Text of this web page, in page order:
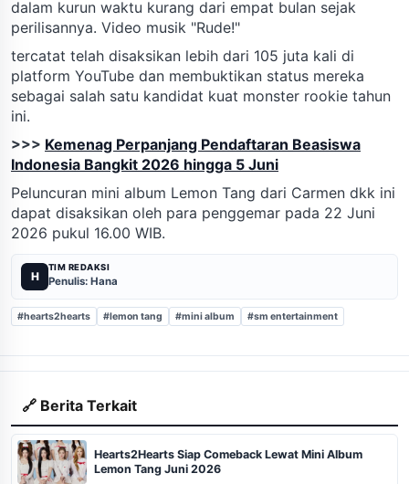
dalam kurun waktu kurang dari empat bulan sejak
perilisannya. Video musik "Rude!"
tercatat telah disaksikan lebih dari 105 juta kali di
platform YouTube dan membuktikan status mereka
sebagai salah satu kandidat kuat monster rookie tahun
ini.
>>> Kemenag Perpanjang Pendaftaran Beasiswa
Indonesia Bangkit 2026 hingga 5 Juni
Peluncuran mini album Lemon Tang dari Carmen dkk ini
dapat disaksikan oleh para penggemar pada 22 Juni
2026 pukul 16.00 WIB.
H
TIM REDAKSI
Penulis: Hana
#hearts2hearts #lemon tang #mini album #sm entertainment
🔗 Berita Terkait
Hearts2Hearts Siap Comeback Lewat Mini Album
Lemon Tang Juni 2026